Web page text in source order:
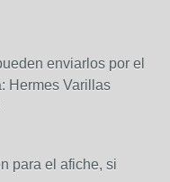
enviarlos por el
Hermes Varillas
para el afiche, si